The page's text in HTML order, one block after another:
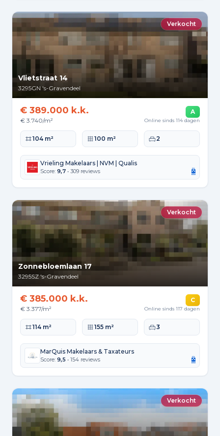
Verkocht
Vlietstraat 14
3295GN 's-Gravendeel
€ 389.000 k.k.
€ 3.740/m²
A
Online sinds 114 dagen
Woonoppervlakte
104 m² Perceeloppervlakte
100 m² Slaapkamers
2
Vrieling Makelaars | NVM | Qualis
Score: 9,7 • 309 reviews
Verkocht
Zonnebloemlaan 17
3295SZ 's-Gravendeel
€ 385.000 k.k.
€ 3.377/m²
C
Online sinds 117 dagen
Woonoppervlakte
114 m² Perceeloppervlakte
155 m² Slaapkamers
3
MarQuis Makelaars & Taxateurs
Score: 9,5 • 154 reviews
Verkocht